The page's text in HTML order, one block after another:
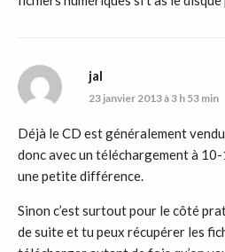
jal
23 janvier 2013 à 3 h 53 min
Déjà le CD est généralement
donc avec un téléchargement à
une petite différence.
Sinon c’est surtout pour le côté
de suite et tu peux récupérer les